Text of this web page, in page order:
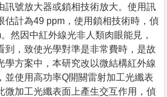
訊號放大器或鎖相技術放大。使用訊
估計為49 ppm，使用鎖相技術時，偵
然因中紅外線光非人類肉眼能見，
到，致使光學對準是非常費時，是故
學方案中，本研究改以微結構紅外線
並使用高功率Q開關雷射加工光纖表
微加工光纖表面上產生交互作用，偵